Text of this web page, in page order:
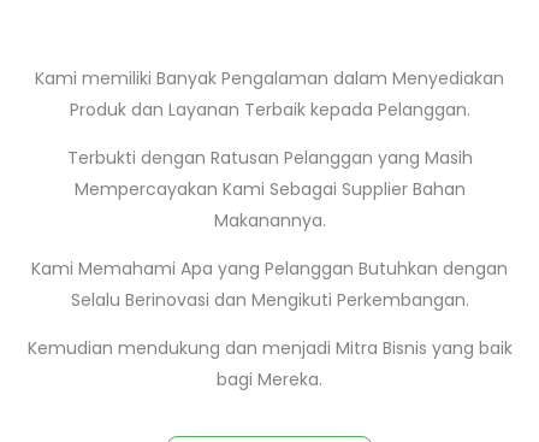
Kami memiliki Banyak Pengalaman dalam Menyediakan
Produk dan Layanan Terbaik kepada Pelanggan.
Terbukti dengan Ratusan Pelanggan yang Masih
Mempercayakan Kami Sebagai Supplier Bahan
Makanannya.
Kami Memahami Apa yang Pelanggan Butuhkan dengan
Selalu Berinovasi dan Mengikuti Perkembangan.
Kemudian mendukung dan menjadi Mitra Bisnis yang baik
bagi Mereka.